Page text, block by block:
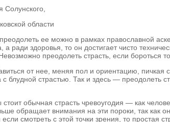
Солунского,
области
ее можно в рамках православной
ради здоровья, то он достигает чисто
преодолеть страсть, если бороться
от нее, меняя пол и ориентацию,
страстью. Так и здесь — преодолеть
обычная страсть чревоугодия — как
обращает внимания на эти пороки, так
смотреть с этой точки зрения, то